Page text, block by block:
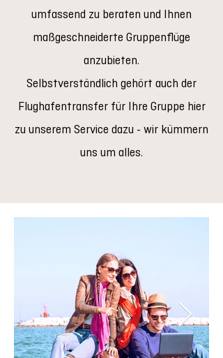
umfassend zu beraten und Ihnen
maßgeschneiderte Gruppenflüge
anzubieten.
Selbstverständlich gehört auch der
Flughafentransfer für Ihre Gruppe hier
zu unserem Service dazu - wir kümmern
uns um alles.